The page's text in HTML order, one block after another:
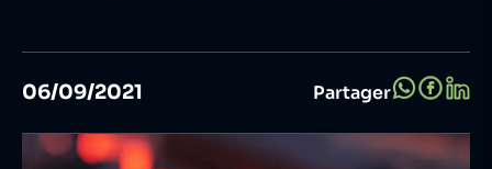
06/09/2021 Partager